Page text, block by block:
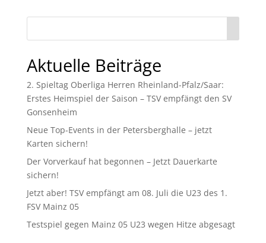
Aktuelle Beiträge
2. Spieltag Oberliga Herren Rheinland-Pfalz/Saar:
Erstes Heimspiel der Saison – TSV empfängt den SV
Gonsenheim
Neue Top-Events in der Petersberghalle – jetzt
Karten sichern!
Der Vorverkauf hat begonnen – Jetzt Dauerkarte
sichern!
Jetzt aber! TSV empfängt am 08. Juli die U23 des 1.
FSV Mainz 05
Testspiel gegen Mainz 05 U23 wegen Hitze abgesagt